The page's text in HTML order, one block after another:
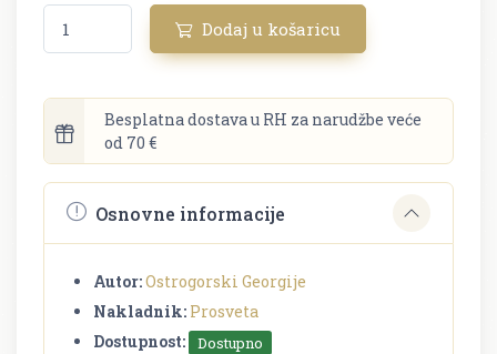
Dodaj u košaricu
Besplatna dostava u RH za narudžbe veće
od 70 €
Osnovne informacije
Autor:Ostrogorski Georgije
Nakladnik: Prosveta
Dostupnost:
Dostupno